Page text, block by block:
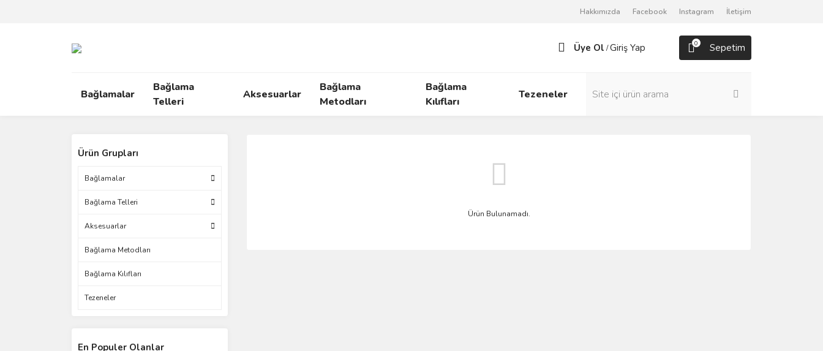
Hakkımızda Facebook Instagram İletişim
Üye Ol /Giriş Yap 0 Sepetim
Bağlamalar
Bağlama
Telleri
Aksesuarlar
Bağlama
Metodları
Bağlama
Kılıfları
Tezeneler
Ürün Grupları
Bağlamalar
Bağlama Telleri
Aksesuarlar
Bağlama Metodları
Bağlama Kılıfları
Tezeneler
En Populer Olanlar
Ürün Bulunamadı.